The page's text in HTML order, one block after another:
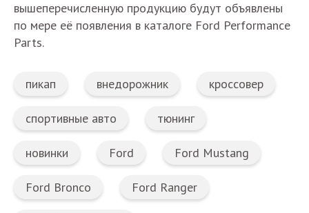
вышеперечисленную продукцию будут объявлены
по мере её появления в каталоге Ford Performance
Parts.
пикап внедорожник кроссовер
спортивные авто тюнинг
новинки Ford Ford Mustang
Ford Bronco Ford Ranger